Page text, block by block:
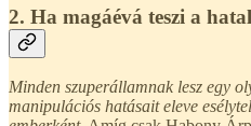
2. Ha magáévá teszi a
Minden szuperállamnak lesz egy
manipulációs hatásait eleve